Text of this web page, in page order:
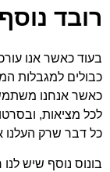
רובד
בעוד כאשר אנו
כבולים למגבלות
כאשר אנחנו
לכל מציאות,
כל דבר שרק העלנו
בונוס נוסף שיש